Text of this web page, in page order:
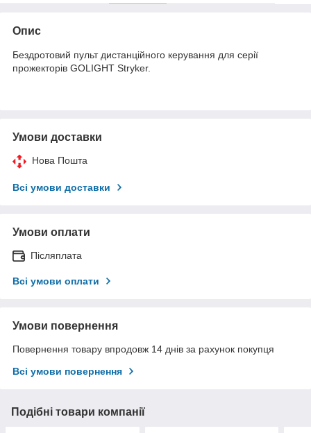
Опис
Бездротовий пульт дистанційного керування для серії
прожекторів GOLIGHT Stryker.
Умови доставки
Нова Пошта
Всі умови доставки
Умови оплати
Післяплата
Всі умови оплати
Умови повернення
Повернення товару впродовж 14 днів за рахунок покупця
Всі умови повернення
Подібні товари компанії